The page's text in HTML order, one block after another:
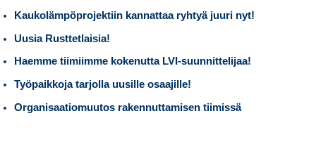
Kaukolämpöprojektiin kannattaa ryhtyä juuri nyt!
Uusia Rusttetlaisia!
Haemme tiimiimme kokenutta LVI-suunnittelijaa!
Työpaikkoja tarjolla uusille osaajille!
Organisaatiomuutos rakennuttamisen tiimissä